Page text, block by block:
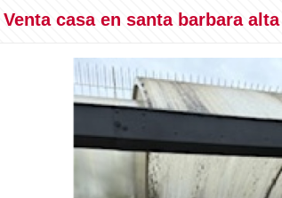
casa en santa barbara